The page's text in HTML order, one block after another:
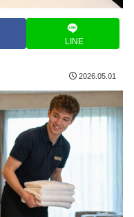
LINE
2026.05.01